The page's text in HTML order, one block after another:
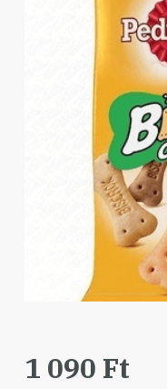
1 090 Ft